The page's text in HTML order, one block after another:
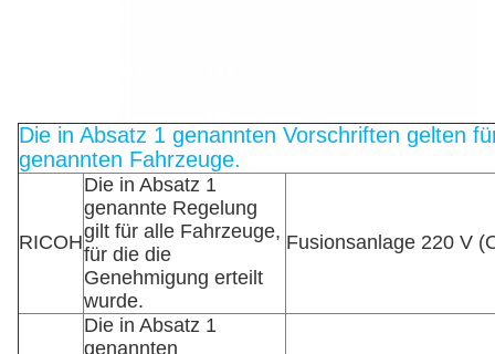
Die in Absatz 1 genannten Vorschriften gelten
genannten Fahrzeuge.
RICOH
Die in Absatz 1
genannte Regelung
gilt für alle Fahrzeuge,
für die die
Genehmigung erteilt
wurde.
Fusionsanlage 220 V
Die in Absatz 1
genannten